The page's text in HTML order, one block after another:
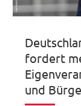
fordert
und